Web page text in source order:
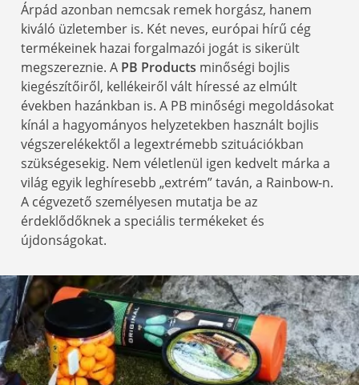
Árpád azonban nemcsak remek horgász, hanem
kiváló üzletember is. Két neves, európai hírű cég
termékeinek hazai forgalmazói jogát is sikerült
megszereznie. A PB Products minőségi bojlis
kiegészítőiről, kellékeiről vált híressé az elmúlt
években hazánkban is. A PB minőségi megoldásokat
kínál a hagyományos helyzetekben használt bojlis
végszerelékektől a legextrémebb szituációkban
szükségesekig. Nem véletlenül igen kedvelt márka a
világ egyik leghíresebb „extrém” taván, a Rainbow-n.
A cégvezető személyesen mutatja be az
érdeklődőknek a speciális termékeket és
újdonságokat.